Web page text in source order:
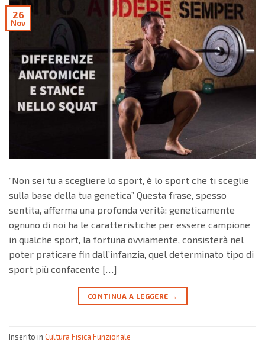
26
Nov
“Non sei tu a scegliere lo sport, è lo sport che ti sceglie
sulla base della tua genetica” Questa frase, spesso
sentita, afferma una profonda verità: geneticamente
ognuno di noi ha le caratteristiche per essere campione
in qualche sport, la fortuna ovviamente, consisterà nel
poter praticare fin dall’infanzia, quel determinato tipo di
sport più confacente […]
CONTINUA A LEGGERE →
Inserito in Cultura Fisica Funzionale